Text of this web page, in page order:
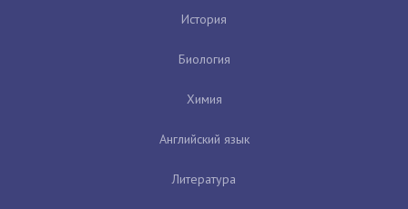
История
Биология
Химия
Английский язык
Литература